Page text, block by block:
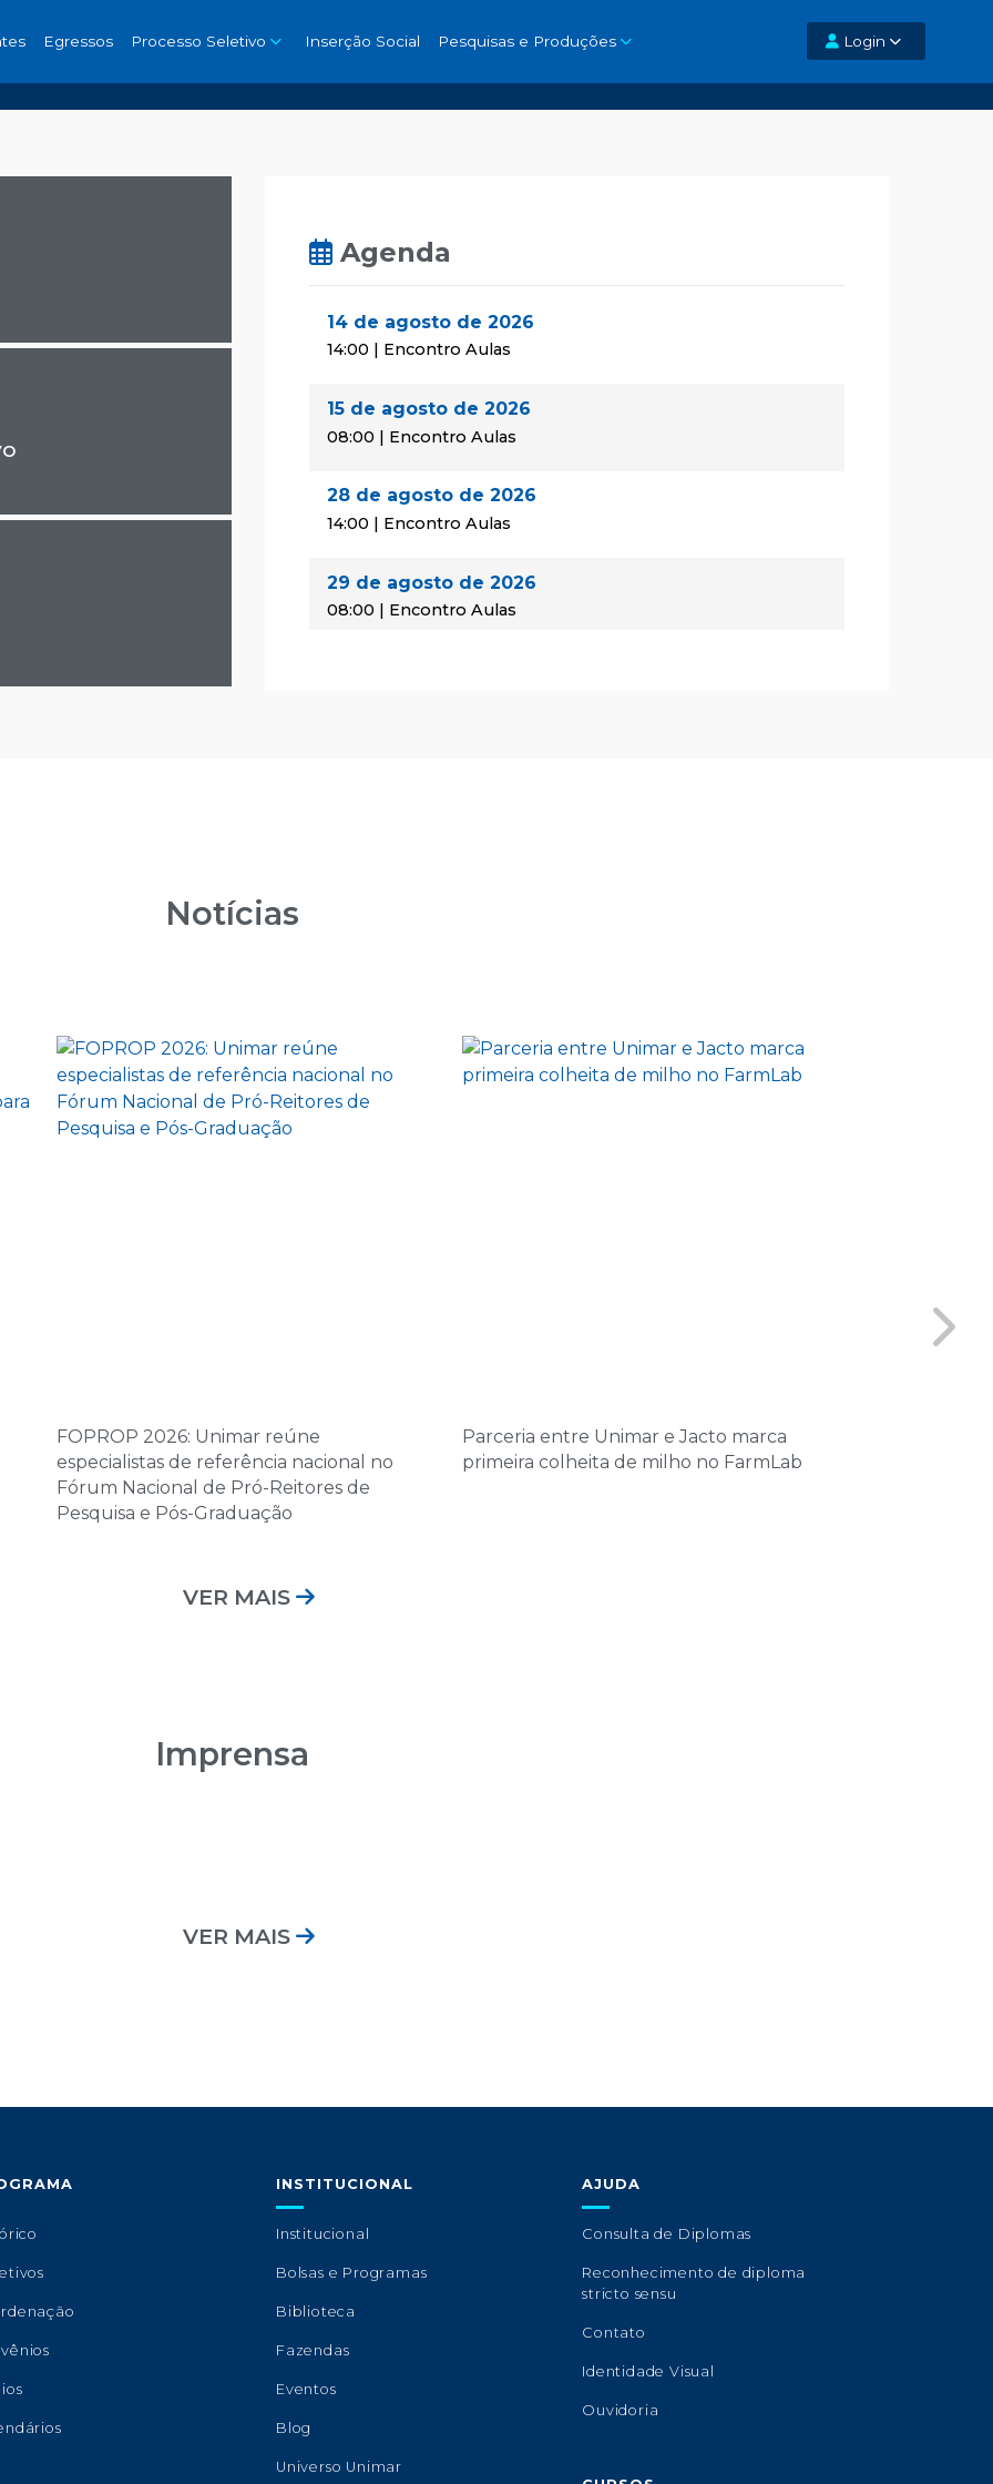
Egressos Processo Seletivo Inserção Social Pesquisas e Produções Login
Agenda
14 de agosto de 2026
14:00 | Encontro Aulas
15 de agosto de 2026
08:00 | Encontro Aulas
28 de agosto de 2026
14:00 | Encontro Aulas
29 de agosto de 2026
08:00 | Encontro Aulas
14:00 | Encontro Aulas
26 de setembro de 2026
17 de outubro de 2026
08:00 | Encontro Aulas
Notícias
FOPROP 2026: Unimar reúne
especialistas de referência nacional no
Fórum Nacional de Pró-Reitores de
Pesquisa e Pós-Graduação
Parceria entre Unimar e Jacto marca
primeira colheita de milho no FarmLab
VER MAIS
Imprensa
VER MAIS
INSTITUCIONAL
Institucional
Bolsas e Programas
Biblioteca
Fazendas
Eventos
Blog
Universo Unimar
AJUDA
Consulta de Diplomas
Reconhecimento de diploma
stricto sensu
Contato
Identidade Visual
Ouvidoria